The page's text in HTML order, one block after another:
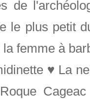
de
le plus petit
la femme à
♥ La
Cageac